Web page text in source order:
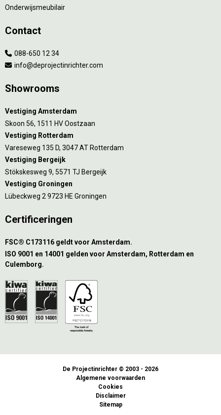
Onderwijsmeubilair
Contact
088-650 12 34
info@deprojectinrichter.com
Showrooms
Vestiging Amsterdam
Skoon 56, 1511 HV Oostzaan
Vestiging Rotterdam
Vareseweg 135 D, 3047 AT Rotterdam
Vestiging Bergeijk
Stökskesweg 9, 5571 TJ Bergeijk
Vestiging Groningen
Lübeckweg 2 9723 HE Groningen
Certificeringen
FSC® C173116 geldt voor Amsterdam.
ISO 9001 en 14001 gelden voor Amsterdam, Rotterdam en
Culemborg.
De Projectinrichter © 2003 - 2026
Algemene voorwaarden
Cookies
Disclaimer
Sitemap